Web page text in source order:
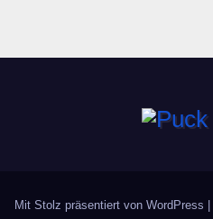
Mit Stolz präsentiert von WordPress